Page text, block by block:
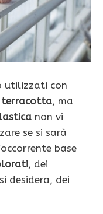
utilizzati con
terracotta, ma
non vi
se si sarà
base
, dei
desidera, dei